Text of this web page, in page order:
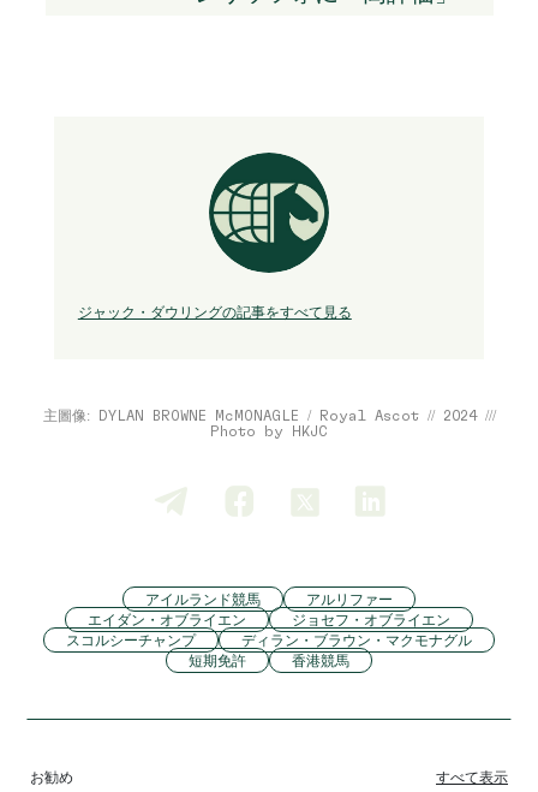
ジャック・ダウリングの記事をすべて見る
主圖像: DYLAN BROWNE McMONAGLE / Royal Ascot // 2024 ///
Photo by HKJC
アイルランド競馬
アルリファー
エイダン・オブライエン
ジョセフ・オブライエン
スコルシーチャンプ
ディラン・ブラウン・マクモナグル
短期免許
香港競馬
お勧め すべて表示